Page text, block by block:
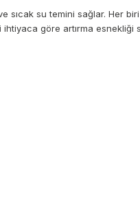
sıcak su temini sağlar. Her
göre artırma esnekliği